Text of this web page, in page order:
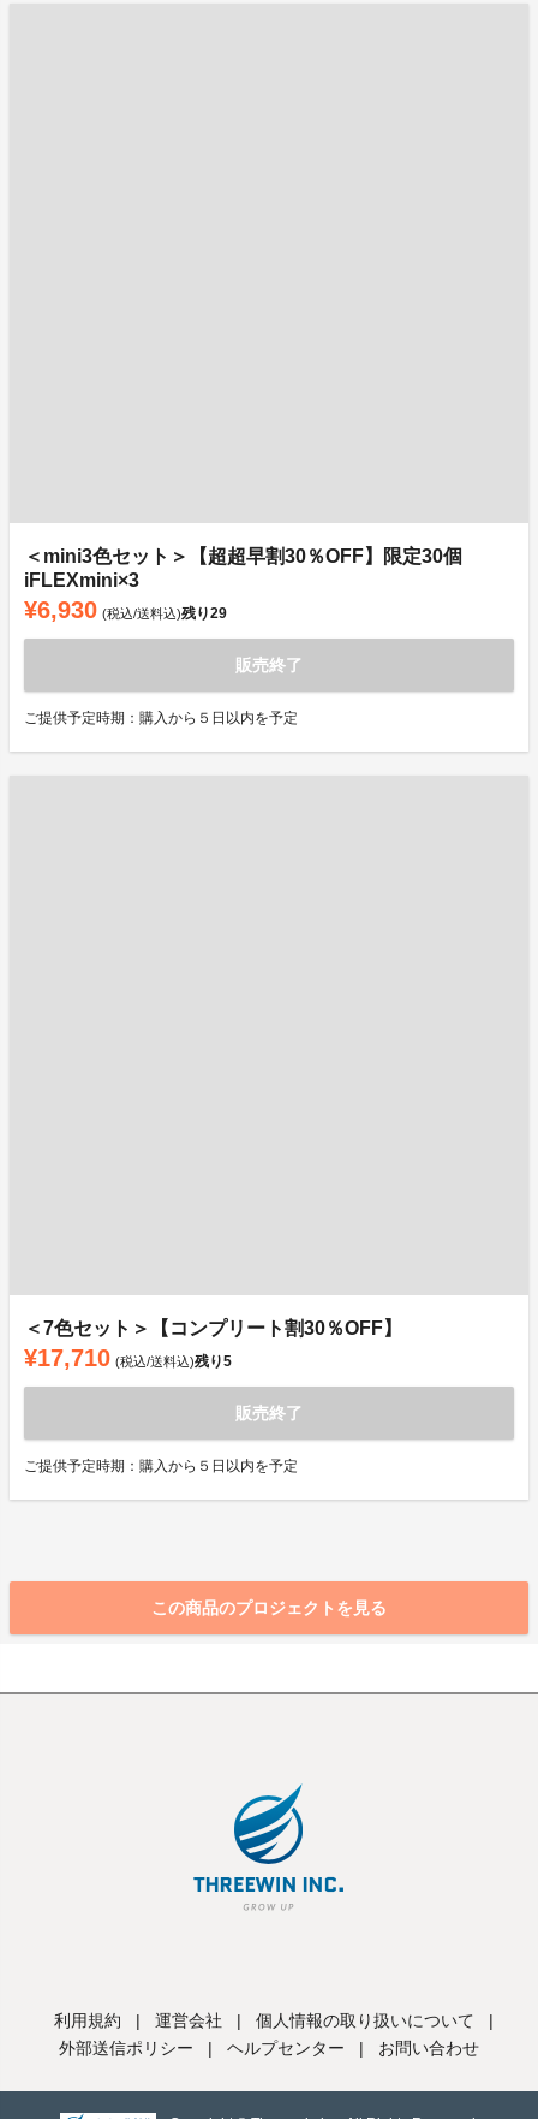
＜mini3色セット＞【超超早割30％OFF】限定30個
iFLEXmini×3
¥6,930 (税込/送料込)残り29
販売終了
ご提供予定時期：購入から５日以内を予定
＜7色セット＞【コンプリート割30％OFF】
¥17,710 (税込/送料込)残り5
販売終了
ご提供予定時期：購入から５日以内を予定
この商品のプロジェクトを見る
利用規約 | 運営会社 | 個人情報の取り扱いについて
|
外部送信ポリシー
| ヘルプセンター | お問い合わせ